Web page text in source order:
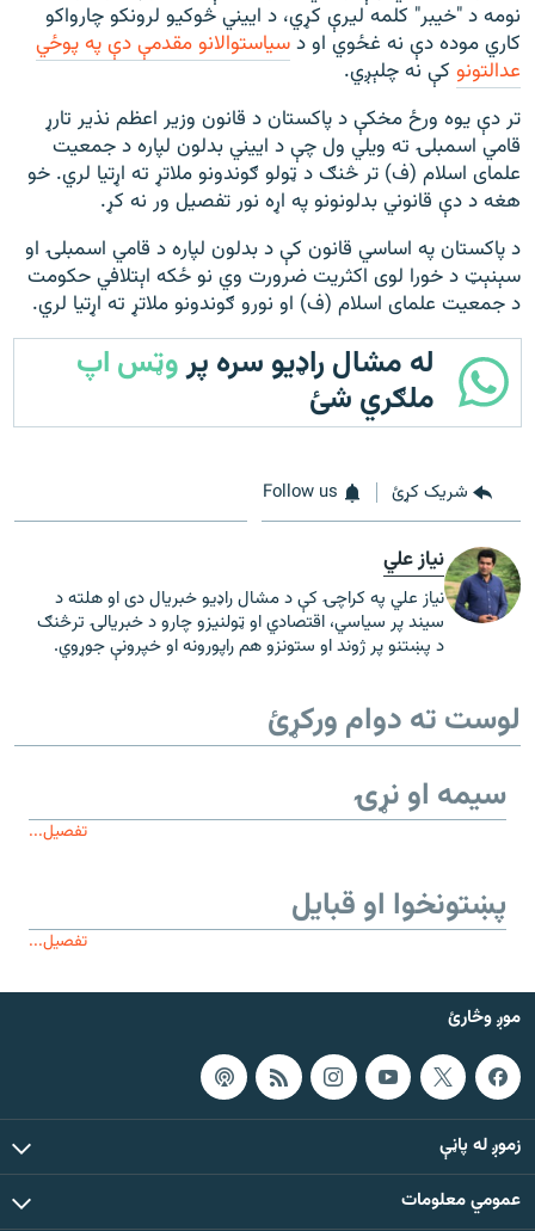
نومه د "خیبر" کلمه لیرې کړي، د اییني څوکیو لرونکو چارواکو
کاري موده دې نه غځوي او دسیاستوالانو مقدمې دې په پوځي
عدالتونو کې نه چلېږي.
تر دې یوه ورځ مخکې د پاکستان د قانون وزير اعظم نذیر تارړ
قامي اسمبلۍ ته ويلي ول چې د اييني بدلون لپاره د جمعيت
علمای اسلام (ف) تر څنګ د ټولو ګوندونو ملاتړ ته اړتيا لري. خو
هغه د دې قانوني بدلونونو په اړه نور تفصيل ور نه کړ.
د پاکستان په اساسي قانون کې د بدلون لپاره د قامي اسمبلۍ او
سېنېټ د خورا لوی اکثریت ضرورت وي نو ځکه اېتلافي حکومت
د جمعیت علمای اسلام (ف) او نورو ګوندونو ملاتړ ته اړتیا لري.
له مشال راډیو سره پروټس اپ
ملګري شئ
شریک کړئ Follow us
نیاز علي
نیاز علي په کراچۍ کې د مشال راډیو خبریال دی او هلته د
سیند پر سیاسي، اقتصادي او ټولنیزو چارو د خبریالۍ ترڅنګ
د پښتنو پر ژوند او ستونزو هم راپورونه او خپرونې جوړوي.
لوست ته دوام ورکړئ
سیمه او نړۍ
تفصیل...
پښتونخوا او قبایل
تفصیل...
موږ وڅارئ
زموږ له پاڼې
عمومي معلومات